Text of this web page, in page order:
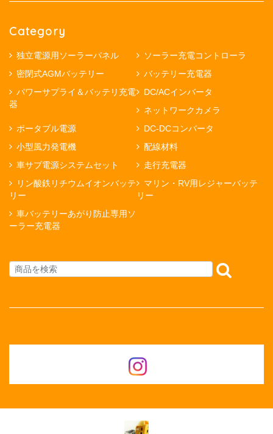
Category
独立電源用ソーラーパネル
ソーラー充電コントローラ
密閉式AGMバッテリー
バッテリー充電器
パワーサプライ＆バッテリ充電
器
DC/ACインバータ
ネットワークカメラ
ポータブル電源
DC-DCコンバータ
小型風力発電機
配線材料
車サブ電源システムセット
走行充電器
リン酸鉄リチウムイオンバッテ
リー
マリン・RV用レジャーバッテ
リー
車バッテリーあがり防止専用ソ
ーラー充電器